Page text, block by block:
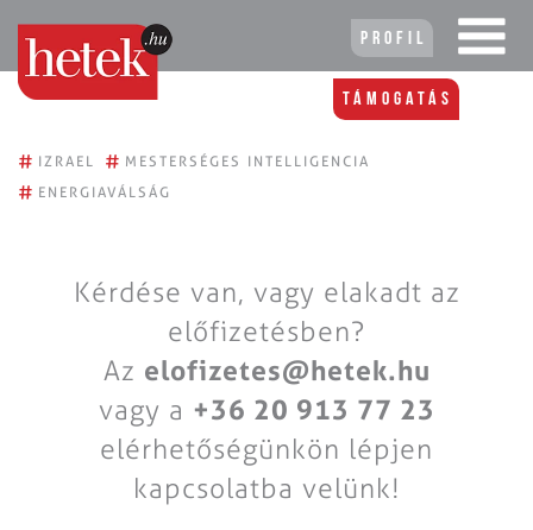
Profil
Támogatás
# IZRAEL # MESTERSÉGES INTELLIGENCIA
# ENERGIAVÁLSÁG
Kérdése van, vagy elakadt az
előfizetésben?
Az elofizetes@hetek.hu
vagy a +36 20 913 77 23
elérhetőségünkön lépjen
kapcsolatba velünk!